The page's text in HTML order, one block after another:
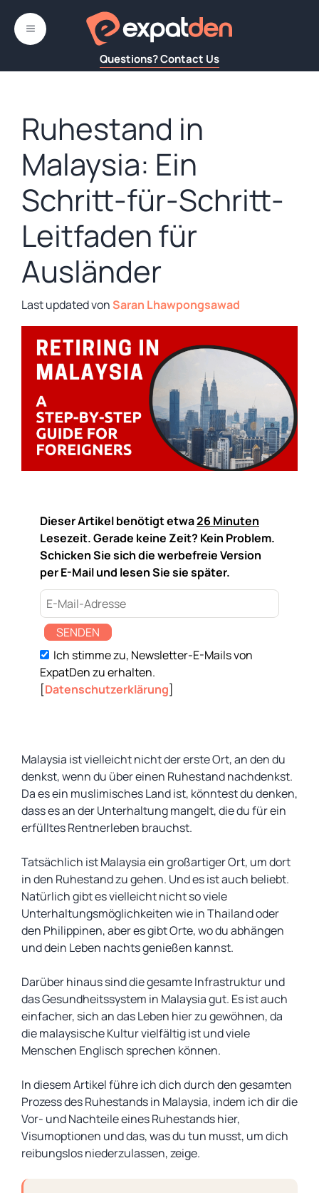
Inhalt
springen
Questions? Contact Us
MENÜ
Ruhestand in
Malaysia: Ein
Schritt-für-Schritt-
Leitfaden für
Ausländer
von Saran Lhawpongsawad
Dieser Artikel benötigt etwa26 Minuten
Lesezeit. Gerade keine Zeit? Kein Problem.
Schicken Sie sich die werbefreie Version
per E-Mail und lesen Sie sie später.
SENDEN
Ich stimme zu, Newsletter-E-Mails von
ExpatDen zu erhalten.
[Datenschutzerklärung]
Malaysia ist vielleicht nicht der erste Ort, an den du
denkst, wenn du über einen Ruhestand nachdenkst.
Da es ein muslimisches Land ist, könntest du denken,
dass es an der Unterhaltung mangelt, die du für ein
erfülltes Rentnerleben brauchst.
Tatsächlich ist Malaysia ein großartiger Ort, um dort
in den Ruhestand zu gehen. Und es ist auch beliebt.
Natürlich gibt es vielleicht nicht so viele
Unterhaltungsmöglichkeiten wie in Thailand oder
den Philippinen, aber es gibt Orte, wo du abhängen
und dein Leben nachts genießen kannst.
Darüber hinaus sind die gesamte Infrastruktur und
das Gesundheitssystem in Malaysia gut. Es ist auch
einfacher, sich an das Leben hier zu gewöhnen, da
die malaysische Kultur vielfältig ist und viele
Menschen Englisch sprechen können.
In diesem Artikel führe ich dich durch den gesamten
Prozess des Ruhestands in Malaysia, indem ich dir die
Vor- und Nachteile eines Ruhestands hier,
Visumoptionen und das, was du tun musst, um dich
reibungslos niederzulassen, zeige.